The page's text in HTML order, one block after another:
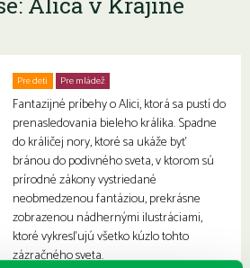
Pre deti Pre mládež
Fantazijné príbehy o Alici, ktorá sa pustí do
prenasledovania bieleho králika. Spadne
do králičej nory, ktoré sa ukáže byť
bránou do podivného sveta, v ktorom sú
prírodné zákony vystriedané
neobmedzenou fantáziou, prekrásne
zobrazenou nádhernými ilustráciami,
ktoré vykresľujú všetko kúzlo tohto
zázračného sveta.